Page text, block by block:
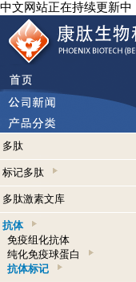
中文网站正在持续更新
多肽
标记多肽
多肽激素文库
抗体
免疫组化抗体
纯化免疫球蛋白
抗体标记